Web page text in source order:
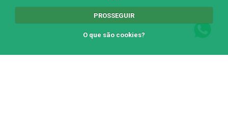
PROSSEGUIR
O que são cookies?